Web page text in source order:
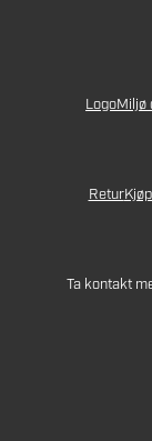
LogoMiljø
Retur
Ta kontakt